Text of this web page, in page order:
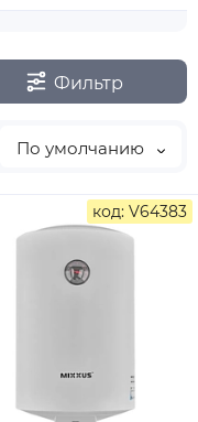
Фильтр
По умолчанию
код: V64383